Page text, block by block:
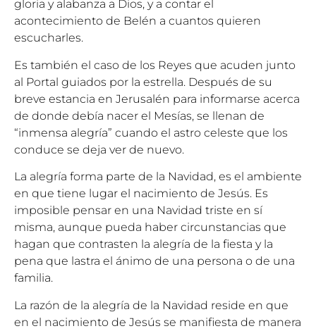
gloria y alabanza a Dios, y a contar el
acontecimiento de Belén a cuantos quieren
escucharles.
Es también el caso de los Reyes que acuden junto
al Portal guiados por la estrella. Después de su
breve estancia en Jerusalén para informarse acerca
de donde debía nacer el Mesías, se llenan de
“inmensa alegría” cuando el astro celeste que los
conduce se deja ver de nuevo.
La alegría forma parte de la Navidad, es el ambiente
en que tiene lugar el nacimiento de Jesús. Es
imposible pensar en una Navidad triste en sí
misma, aunque pueda haber circunstancias que
hagan que contrasten la alegría de la fiesta y la
pena que lastra el ánimo de una persona o de una
familia.
La razón de la alegría de la Navidad reside en que
en el nacimiento de Jesús se manifiesta de manera